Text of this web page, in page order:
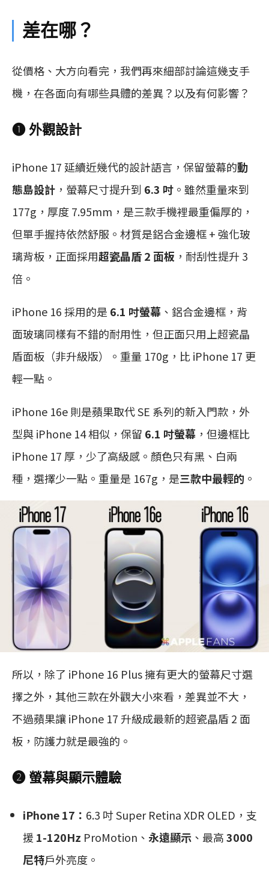
差在哪？
從價格、大方向看完，我們再來細部討論這幾支手
機，在各面向有哪些具體的差異？以及有何影響？
❶ 外觀設計
iPhone 17 延續近幾代的設計語言，保留螢幕的動
態島設計 ，螢幕尺寸提升到 6.3 吋 。雖然重量來到
177g，厚度 7.95mm，是三款手機裡最重偏厚的，
但單手握持依然舒服。材質是鋁合金邊框 + 強化玻
璃背板，正面採用超瓷晶盾 2 面板 ，耐刮性提升 3
倍。
iPhone 16 採用的是 6.1 吋螢幕 、鋁合金邊框，背
面玻璃同樣有不錯的耐用性，但正面只用上超瓷晶
盾面板（非升級版）。重量 170g，比 iPhone 17 更
輕一點。
iPhone 16e 則是蘋果取代 SE 系列的新入門款，外
型與 iPhone 14 相似，保留 6.1 吋螢幕 ，但邊框比
iPhone 17 厚，少了高級感。顏色只有黑、白兩
種，選擇少一點。重量是 167g，是三款中最輕的 。
所以，除了 iPhone 16 Plus 擁有更大的螢幕尺寸選
擇之外，其他三款在外觀大小來看，差異並不大，
不過蘋果讓 iPhone 17 升級成最新的超瓷晶盾 2 面
板，防護力就是最強的。
❷ 螢幕與顯示體驗
iPhone 17： 6.3 吋 Super Retina XDR OLED，支
援 1-120Hz ProMotion、 永遠顯示 、最高3000
尼特戶外亮度。